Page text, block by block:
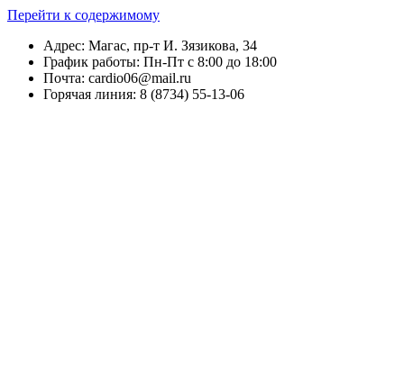
Перейти к содержимому
Адрес: Магас, пр-т И. Зязикова, 34
График работы: Пн-Пт с 8:00 до 18:00
Почта: cardio06@mail.ru
Горячая линия: 8 (8734) 55-13-06